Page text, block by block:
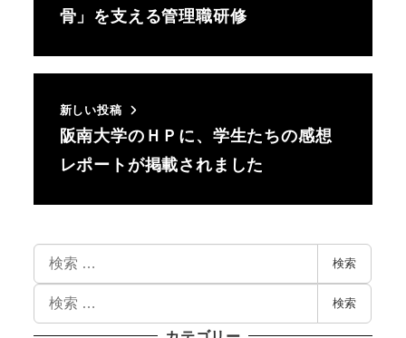
骨」を支える管理職研修
新しい投稿
阪南大学のＨＰに、学生たちの感想
レポートが掲載されました
検索
検索